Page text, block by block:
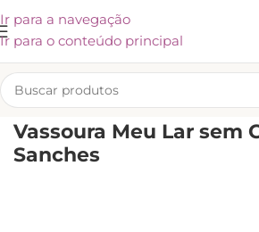
Ir para a navegação
Ir para o conteúdo principal
INÍCIO/UTENSÍLIOS E ACESSÓRIOS/VASSOURAS,
Vassoura Meu Lar sem
Sanches